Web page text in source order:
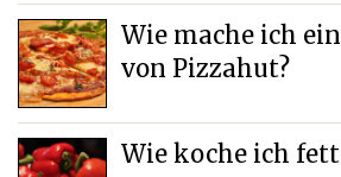
Wie mache ich
von Pizzahut?
Wie koche ich